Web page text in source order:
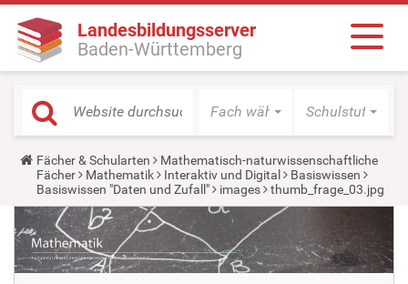
Landesbildungsserver
Baden-Württemberg
Fach wählen Schulstufe
Y
o
u
a
r
e
h
e
r
Fächer & Schularten
Mathematisch-naturwissenschaftliche
Fächer
Mathematik Interaktiv und Digital
Basiswissen
Basiswissen "Daten und Zufall"
images thumb_frage_03.jpg